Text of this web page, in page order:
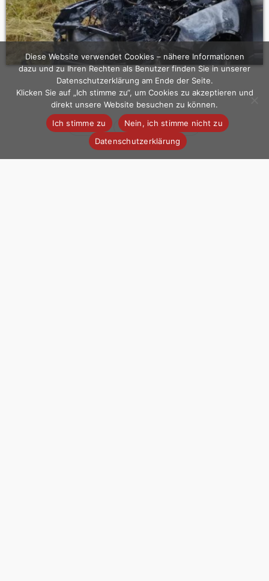
Brand Einsatz PKW
Diese Website verwendet Cookies – nähere Informationen
dazu und zu Ihren Rechten als Benutzer finden Sie in unserer
Datenschutzerklärung am Ende der Seite.
Klicken Sie auf „Ich stimme zu“, um Cookies zu akzeptieren und
direkt unsere Website besuchen zu können.
Ich stimme zu
Nein, ich stimme nicht zu
Datenschutzerklärung